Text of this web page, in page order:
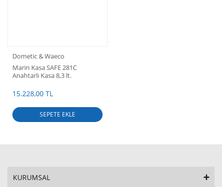
Dometic & Waeco
Marin Kasa SAFE 281C
Anahtarlı Kasa 8,3 lt.
15.228,00 TL
SEPETE EKLE
KURUMSAL